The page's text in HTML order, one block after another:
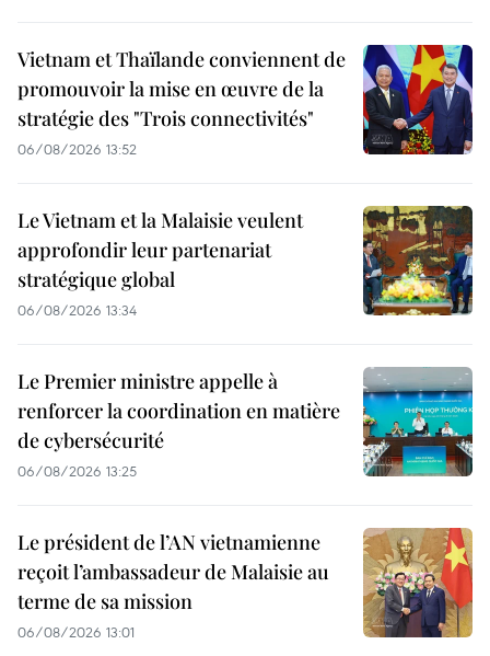
Vietnam et Thaïlande conviennent de
promouvoir la mise en œuvre de la
stratégie des "Trois connectivités"
06/08/2026 13:52
Le Vietnam et la Malaisie veulent
approfondir leur partenariat
stratégique global
06/08/2026 13:34
Le Premier ministre appelle à
renforcer la coordination en matière
de cybersécurité
06/08/2026 13:25
Le président de l’AN vietnamienne
reçoit l’ambassadeur de Malaisie au
terme de sa mission
06/08/2026 13:01